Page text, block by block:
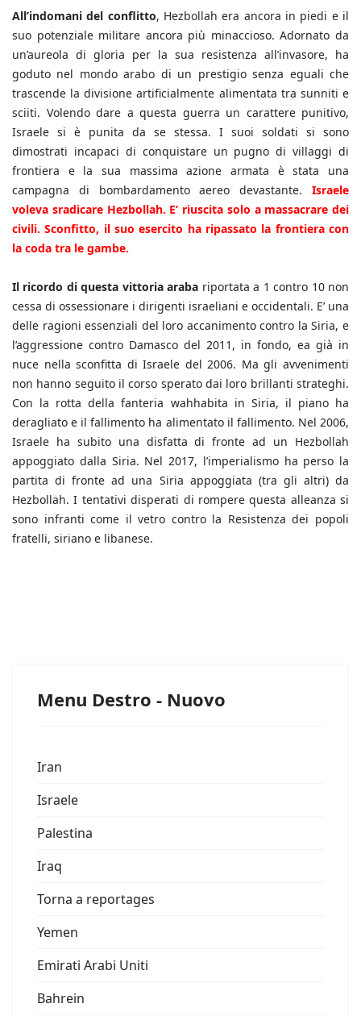
All’indomani del conflitto, Hezbollah era ancora in piedi e il
suo potenziale militare ancora più minaccioso. Adornato da
un’aureola di gloria per la sua resistenza all’invasore, ha
goduto nel mondo arabo di un prestigio senza eguali che
trascende la divisione artificialmente alimentata tra sunniti e
sciiti. Volendo dare a questa guerra un carattere punitivo,
Israele si è punita da se stessa. I suoi soldati si sono
dimostrati incapaci di conquistare un pugno di villaggi di
frontiera e la sua massima azione armata è stata una
campagna di bombardamento aereo devastante. Israele
voleva sradicare Hezbollah. E’ riuscita solo a massacrare dei
civili. Sconfitto, il suo esercito ha ripassato la frontiera con
la coda tra le gambe.
Il ricordo di questa vittoria araba riportata a 1 contro 10 non
cessa di ossessionare i dirigenti israeliani e occidentali. E’ una
delle ragioni essenziali del loro accanimento contro la Siria, e
l’aggressione contro Damasco del 2011, in fondo, ea già in
nuce nella sconfitta di Israele del 2006. Ma gli avvenimenti
non hanno seguito il corso sperato dai loro brillanti strateghi.
Con la rotta della fanteria wahhabita in Siria, il piano ha
deragliato e il fallimento ha alimentato il fallimento. Nel 2006,
Israele ha subito una disfatta di fronte ad un Hezbollah
appoggiato dalla Siria. Nel 2017, l’imperialismo ha perso la
partita di fronte ad una Siria appoggiata (tra gli altri) da
Hezbollah. I tentativi disperati di rompere questa alleanza si
sono infranti come il vetro contro la Resistenza dei popoli
fratelli, siriano e libanese.
Menu Destro - Nuovo
Iran
Israele
Palestina
Iraq
Torna a reportages
Yemen
Emirati Arabi Uniti
Bahrein